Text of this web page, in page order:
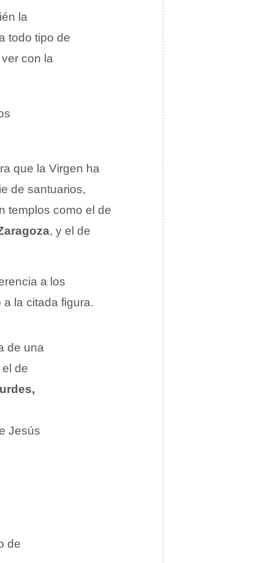
la
todo tipo de
con la
que la Virgen ha
de santuarios,
templos como el de
, y el de
a los
la citada figura.
de una
de
Jesús
de